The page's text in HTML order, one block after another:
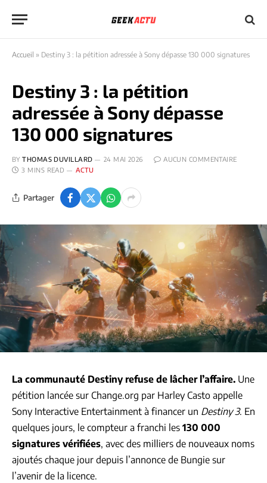
Accueil » Destiny 3 : la pétition adressée à Sony dépasse 130 000 signatures
Destiny 3 : la pétition
adressée à Sony dépasse
130 000 signatures
BY THOMAS DUVILLARD 24 MAI 2026
AUCUN COMMENTAIRE
3 MINS READ
ACTU
Partager
La communauté Destiny refuse de lâcher l’affaire. Une
pétition lancée sur Change.org par Harley Casto appelle
Sony Interactive Entertainment à financer un Destiny 3. En
quelques jours, le compteur a franchi les 130 000
signatures vérifiées, avec des milliers de nouveaux noms
ajoutés chaque jour depuis l’annonce de Bungie sur
l’avenir de la licence.